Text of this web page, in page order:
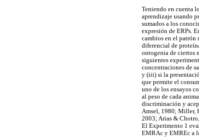
Teniendo en cuenta
aprendizaje usando
sumados a los
expresión de ERPs.
cambios en el patrón
diferencial de
ontogenia de ciertos
siguientes
concentraciones de
y (iii) si la
que permite el
uno de los ensayos
al peso de cada
discriminación y
Amsel, 1980; Miller,
2003; Arias &
El Experimento 1
EMRAc y EMREc a